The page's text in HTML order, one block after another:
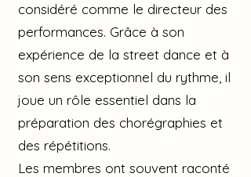
considéré comme le directeur des
performances. Grâce à son
expérience de la street dance et à
son sens exceptionnel du rythme, il
joue un rôle essentiel dans la
préparation des chorégraphies et
des répétitions.
Les membres ont souvent raconté